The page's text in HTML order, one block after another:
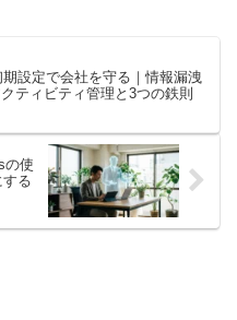
設定で会社を守る｜情報漏洩
ティビティ管理と3つの鉄則
の使
る